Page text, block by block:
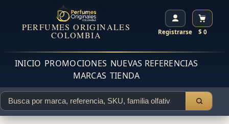
PERFUMES ORIGINALES
COLOMBIA Registrarse $ 0
INICIO PROMOCIONES NUEVAS REFERENCIAS
MARCAS TIENDA